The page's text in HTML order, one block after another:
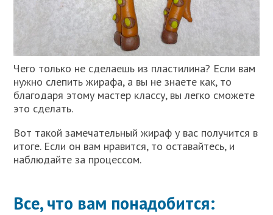
Чего только не сделаешь из пластилина? Если вам
нужно слепить жирафа, а вы не знаете как, то
благодаря этому мастер классу, вы легко сможете
это сделать.
Вот такой замечательный жираф у вас получится в
итоге. Если он вам нравится, то оставайтесь, и
наблюдайте за процессом.
Все, что вам понадобится: